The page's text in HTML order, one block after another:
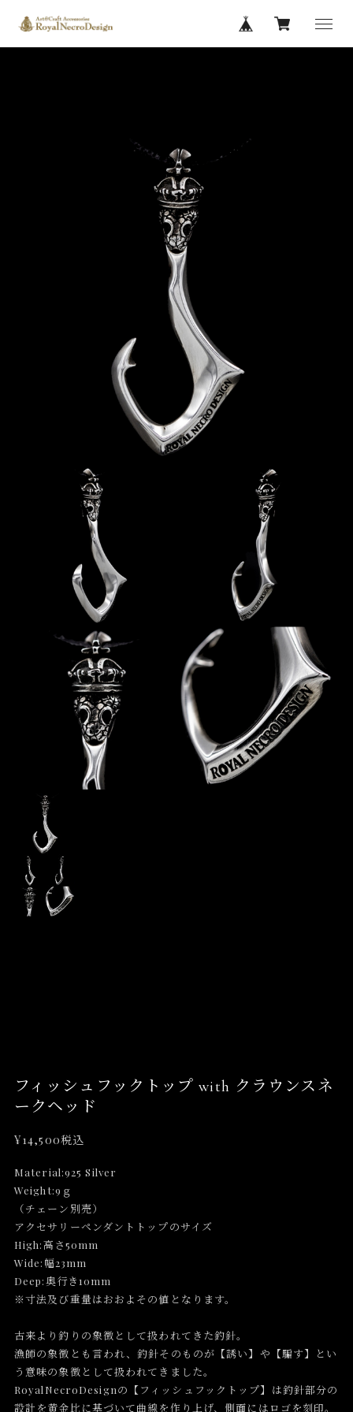
フィッシュフックトップ with クラウンスネ
ークヘッド
¥14,500税込
Material:925 Silver
Weight:9ｇ
（チェーン別売）
アクセサリーペンダントトップのサイズ
High:高さ50mm
Wide:幅23mm
Deep:奥行き10mm
※寸法及び重量はおおよその値となります。
古来より釣りの象徴として扱われてきた釣針。
漁師の象徴とも言われ、釣針そのものが【誘い】や【騙す】とい
う意味の象徴として扱われてきました。
RoyalNecroDesignの【フィッシュフックトップ】は釣針部分の
設計を黄金比に基づいて曲線を作り上げ、側面にはロゴを刻印。